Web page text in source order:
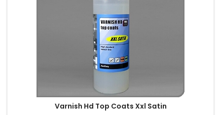
Varnish Hd Top Coats Xxl Satin